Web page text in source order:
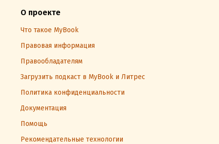
О проекте
Что такое MyBook
Правовая информация
Правообладателям
Загрузить подкаст в MyBook и Литрес
Политика конфиденциальности
Документация
Помощь
Рекомендательные технологии